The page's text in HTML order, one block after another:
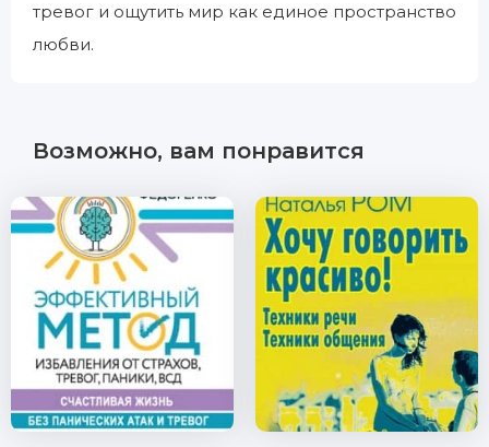
тревог и ощутить мир как единое пространство
любви.
Возможно, вам понравится